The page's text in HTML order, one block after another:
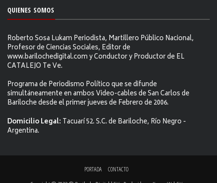
QUIENES SOMOS
Roberto Sosa Lukam Periodista, Martillero Público Nacional,
Profesor de Ciencias Sociales, Editor de
www.barilochedigital.com y Conductor y Productor de EL
CATALEJO Te Ve.
Programa de Periodismo Político que se difunde
simultáneamente en ambos Video-cables de San Carlos de
Bariloche desde el primer jueves de Febrero de 2006.
Domicilio Legal: Tacuarí 52. S.C. de Bariloche, Río Negro -
Argentina.
PORTADA CONTACTO